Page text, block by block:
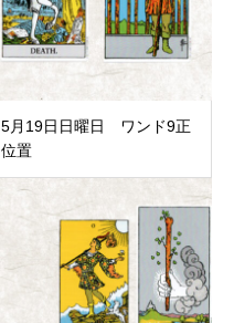
5月19日日曜日 ワンド9正
位置